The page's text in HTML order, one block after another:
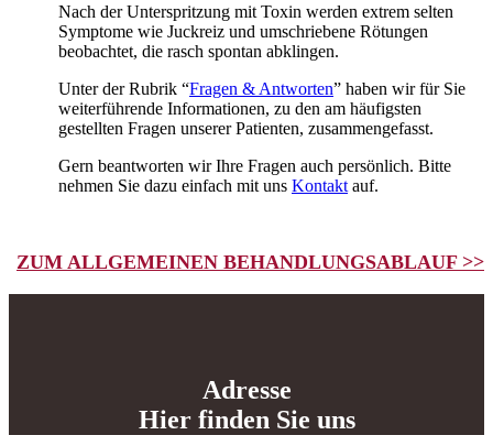
Nach der Unterspritzung mit Toxin werden extrem selten
Symptome wie Juckreiz und umschriebene Rötungen
beobachtet, die rasch spontan abklingen.
Unter der Rubrik “Fragen & Antworten” haben wir für Sie
weiterführende Informationen, zu den am häufigsten
gestellten Fragen unserer Patienten, zusammengefasst.
Gern beantworten wir Ihre Fragen auch persönlich. Bitte
nehmen Sie dazu einfach mit uns Kontakt auf.
ZUM ALLGEMEINEN BEHANDLUNGSABLAUF >>
Adresse
Hier finden Sie uns